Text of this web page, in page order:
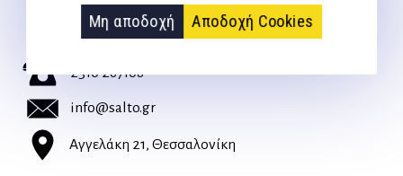
Μη αποδοχή Αποδοχή Cookies
Για διευκρινίσεις και υποστήριξη παραγγελιών μέσω του
2310 267108
info@salto.gr
Αγγελάκη 21, Θεσσαλονίκη